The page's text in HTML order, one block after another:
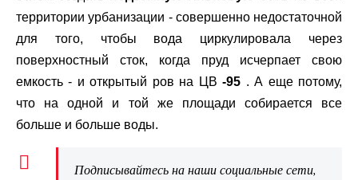
территории урбанизации - совершенно недостаточной
для того, чтобы вода циркулировала через
поверхностный сток, когда пруд исчерпает свою
емкость - и открытый ров на ЦВ-95 . А еще потому,
что на одной и той же площади собирается все
больше и больше воды.
Подписывайтесь на наши социальные сети,